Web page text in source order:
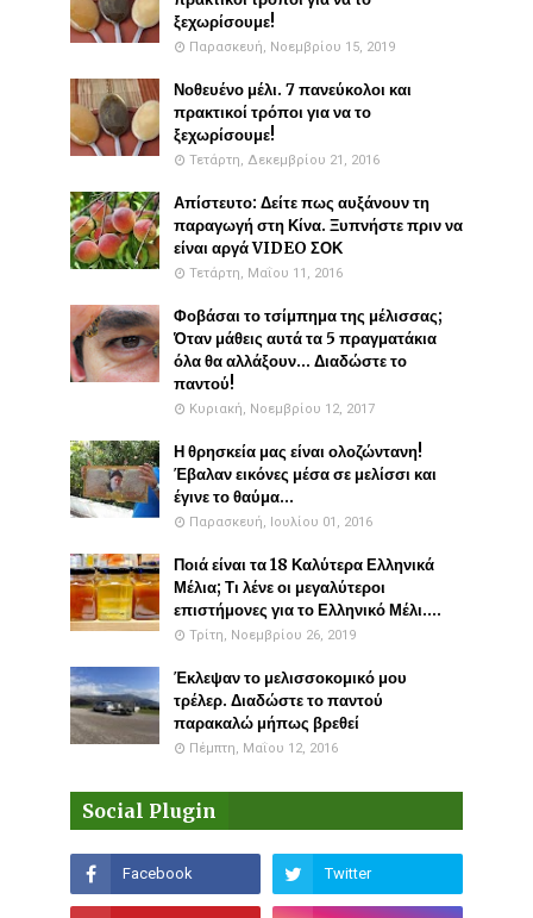
ξεχωρίσουμε!
Παρασκευή, Νοεμβρίου 15, 2019
Νοθευένο μέλι. 7 πανεύκολοι και
πρακτικοί τρόποι για να το
ξεχωρίσουμε!
Τετάρτη, Δεκεμβρίου 21, 2016
Απίστευτο: Δείτε πως αυξάνουν τη
παραγωγή στη Κίνα. Ξυπνήστε πριν να
είναι αργά VIDEO ΣΟΚ
Τετάρτη, Μαΐου 11, 2016
Φοβάσαι το τσίμπημα της μέλισσας;
Όταν μάθεις αυτά τα 5 πραγματάκια
όλα θα αλλάξουν... Διαδώστε το
παντού!
Κυριακή, Νοεμβρίου 12, 2017
Η θρησκεία μας είναι ολοζώντανη!
Έβαλαν εικόνες μέσα σε μελίσσι και
έγινε το θαύμα...
Παρασκευή, Ιουλίου 01, 2016
Ποιά είναι τα 18 Καλύτερα Ελληνικά
Μέλια; Τι λένε οι μεγαλύτεροι
επιστήμονες για το Ελληνικό Μέλι....
Τρίτη, Νοεμβρίου 26, 2019
Έκλεψαν το μελισσοκομικό μου
τρέλερ. Διαδώστε το παντού
παρακαλώ μήπως βρεθεί
Πέμπτη, Μαΐου 12, 2016
Social Plugin